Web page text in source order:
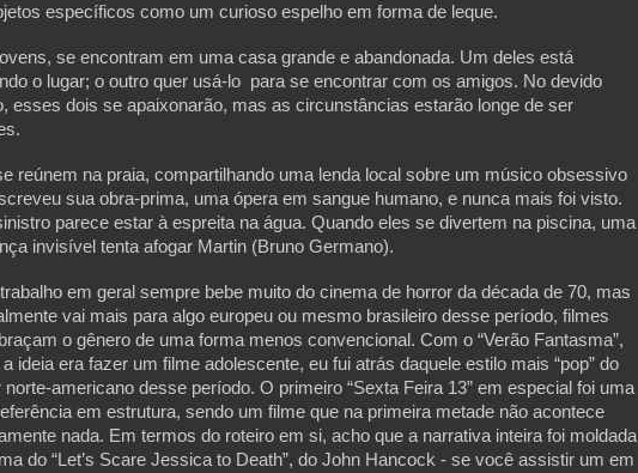
específicos como um curioso espelho em forma de leque.
se encontram em uma casa grande e abandonada. Um deles está
o lugar; o outro quer usá-lo para se encontrar com os amigos. No devido
esses dois se apaixonarão, mas as circunstâncias estarão longe de ser
reúnem na praia, compartilhando uma lenda local sobre um músico obsessivo
sua obra-prima, uma ópera em sangue humano, e nunca mais foi visto.
parece estar à espreita na água. Quando eles se divertem na piscina, uma
invisível tenta afogar Martin (Bruno Germano).
em geral sempre bebe muito do cinema de horror da década de 70, mas
vai mais para algo europeu ou mesmo brasileiro desse período, filmes
o gênero de uma forma menos convencional. Com o “Verão Fantasma”,
ideia era fazer um filme adolescente, eu fui atrás daquele estilo mais “pop” do
norte-americano desse período. O primeiro “Sexta Feira 13” em especial foi uma
em estrutura, sendo um filme que na primeira metade não acontece
nada. Em termos do roteiro em si, acho que a narrativa inteira foi moldada
do “Let’s Scare Jessica to Death”, do John Hancock - se você assistir um em